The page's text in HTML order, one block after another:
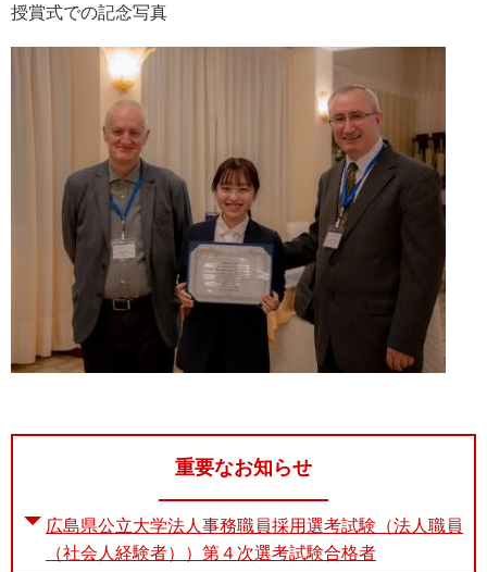
授賞式での記念写真
重要なお知らせ
広島県公立大学法人事務職員採用選考試験（法人職員
（社会人経験者））第４次選考試験合格者